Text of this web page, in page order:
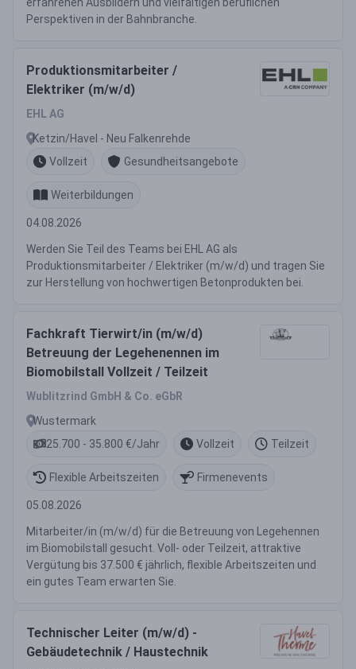
Perspektiven in der Bahnbranche.
Produktionsmitarbeiter /
Elektriker (m/w/d)
EHL AG
Ketzin/Havel - Neu Falkenrehde
Vollzeit
Gesundheitsangebote
Weiterbildungen
04.08.2026
Werden Sie Teil des Teams bei EHL AG als
Produktionsmitarbeiter / Elektriker (m/w/d) und tragen Sie
zur Herstellung von hochwertigen Betonprodukten bei.
Fachkraft Tierwirt/in (m/w/d)
Betreuung der Legehenennen im
Biomobilstall Vollzeit / Teilzeit
Wublitzrind GmbH & Co. eGbR
Wustermark
25.700 - 35.800 €/Jahr
Vollzeit Teilzeit
Flexible Arbeitszeiten Firmenevents
05.08.2026
Mitarbeiter/in (m/w/d) für die Betreuung von Legehennen
im Biomobilstall gesucht. Voll- oder Teilzeit, attraktive
Vergütung bis 37.500 € jährlich, flexible Arbeitszeiten und
ein gutes Team erwarten Sie.
Technischer Leiter (m/w/d) -
Gebäudetechnik / Haustechnik